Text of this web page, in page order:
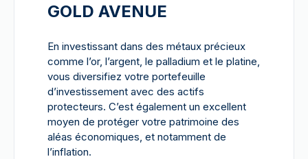
GOLD AVENUE
En investissant dans des métaux précieux
comme l’or, l’argent, le palladium et le platine,
vous diversifiez votre portefeuille
d’investissement avec des actifs
protecteurs. C’est également un excellent
moyen de protéger votre patrimoine des
aléas économiques, et notamment de
l’inflation.